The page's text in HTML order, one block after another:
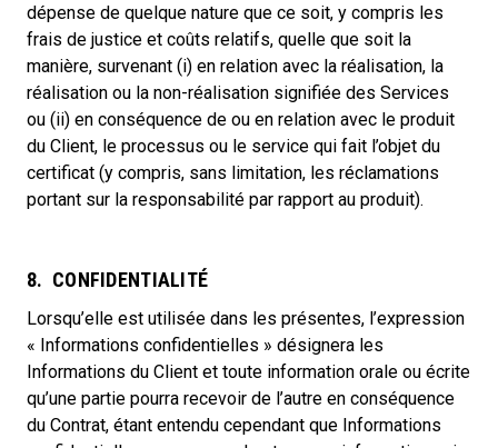
dépense de quelque nature que ce soit, y compris les
frais de justice et coûts relatifs, quelle que soit la
manière, survenant (i) en relation avec la réalisation, la
réalisation ou la non-réalisation signifiée des Services
ou (ii) en conséquence de ou en relation avec le produit
du Client, le processus ou le service qui fait l’objet du
certificat (y compris, sans limitation, les réclamations
portant sur la responsabilité par rapport au produit).
8. CONFIDENTIALITÉ
Lorsqu’elle est utilisée dans les présentes, l’expression
« Informations confidentielles » désignera les
Informations du Client et toute information orale ou écrite
qu’une partie pourra recevoir de l’autre en conséquence
du Contrat, étant entendu cependant que Informations